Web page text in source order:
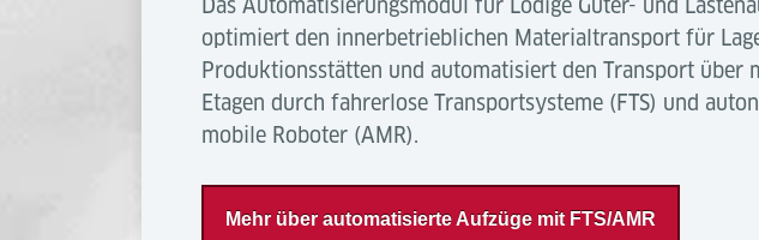
optimiert den innerbetrieblichen Materialtransport für
Produktionsstätten und automatisiert den Transport über
Etagen durch fahrerlose Transportsysteme (FTS) und
mobile Roboter (AMR).
Mehr über automatisierte Aufzüge mit FTS/AMR